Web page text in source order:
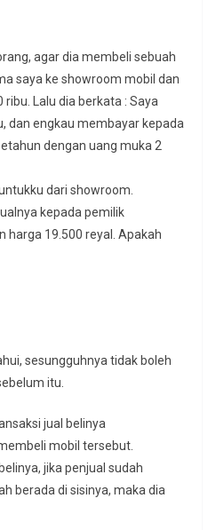
agar dia membeli sebuah
saya ke showroom mobil dan
Lalu dia berkata : Saya
dan engkau membayar kepada
dengan uang muka 2
dari showroom.
kepada pemilik
harga 19.500 reyal. Apakah
sesungguhnya tidak boleh
itu.
jual belinya
mobil tersebut.
jika penjual sudah
berada di sisinya, maka dia